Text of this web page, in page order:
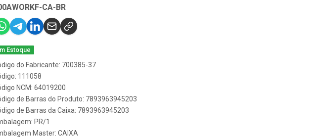
CA-BR
Estoque
do Fabricante: 700385-37
111058
NCM: 64019200
de Barras do Produto: 7893963945203
de Barras da Caixa: 7893963945203
PR/1
Master: CAIXA